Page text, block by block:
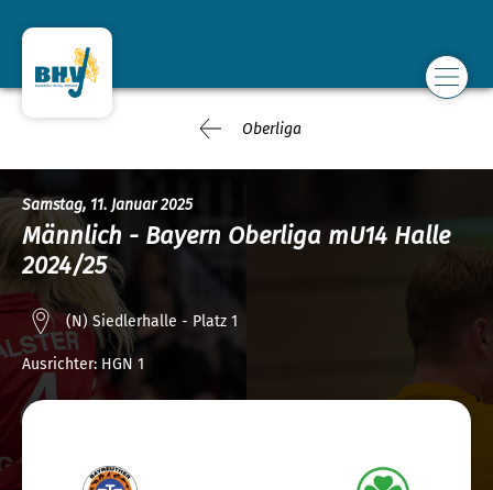
Oberliga
Samstag, 11. Januar 2025
Männlich - Bayern Oberliga mU14 Halle
2024/25
(N) Siedlerhalle - Platz 1
Ausrichter: HGN 1